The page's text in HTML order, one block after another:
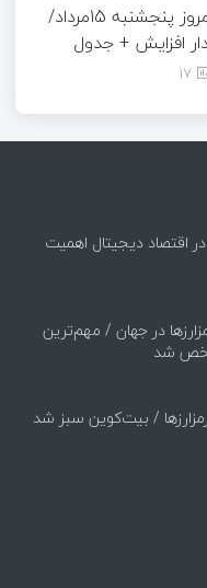
قیمت طلا و سکه امروز پنجشنبه 15مرداد/
افزایش + جدول
17
اقتصاد دیجیتال اهمیت
در جهان / مهم‌ترین
شد
رمزارزها / بیت‌کوین سبز شد